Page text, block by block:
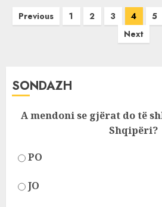
Posts
Previous 1 2 3 4 5
Next
SONDAZH
A mendoni se gjërat do të
Shqipëri?
PO
JO